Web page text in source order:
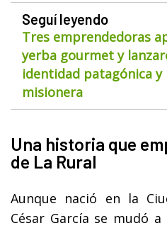
Seguí leyendo
Tres emprendedoras
yerba gourmet y
identidad patagónica
misionera
Una historia que
de La Rural
Aunque nació en la
César García se mudó